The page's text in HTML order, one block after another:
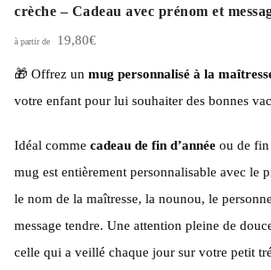
crèche – Cadeau avec prénom et
19,80€
🎁 Offrez un mug personnalisé à la
votre enfant pour lui souhaiter des bonnes
Idéal comme cadeau de fin d’année ou de
mug est entièrement personnalisable avec le
le nom de la maîtresse, la nounou, le
message tendre. Une attention pleine de
celle qui a veillé chaque jour sur votre petit